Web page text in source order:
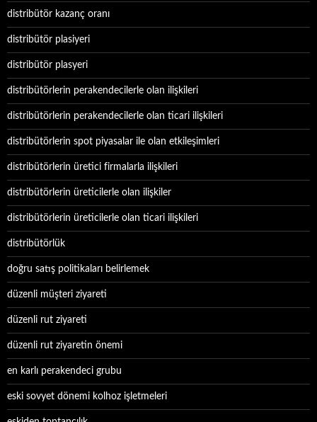
distribütör kazanç oranı
distribütör plasiyeri
distribütör plasyeri
distribütörlerin perakendecilerle olan ilişkileri
distribütörlerin perakendecilerle olan ticari ilişkileri
distribütörlerin spot piyasalar ile olan etkileşimleri
distribütörlerin üretici firmalarla ilişkileri
distribütörlerin üreticilerle olan ilişkiler
distribütörlerin üreticilerle olan ticari ilişkileri
distribütörlük
doğru satış politikaları belirlemek
düzenli müşteri ziyareti
düzenli rut ziyareti
düzenli rut ziyaretin önemi
en karlı perakendeci grubu
eski sovyet dönemi kolhoz işletmeleri